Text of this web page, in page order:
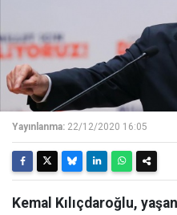
Yayınlanma: 22/12/2020 16:05
Kemal Kılıçdaroğlu,